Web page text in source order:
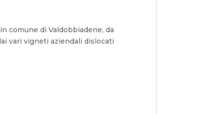
comune di Valdobbiadene, da
vari vigneti aziendali dislocati